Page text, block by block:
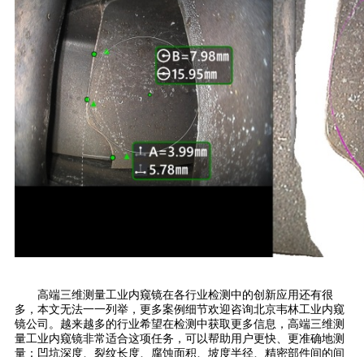
高端三维测量工业内窥镜在各行业检测中的创新应用还有很
多，本文无法一一列举，更多案例细节欢迎咨询北京韦林工业内窥
镜公司。越来越多的行业希望在检测中获取更多信息，高端三维测
量工业内窥镜非常适合这项任务，可以帮助用户更快、更准确地测
量：凹坑深度、裂纹长度、腐蚀面积、坡度半径、精密部件间的间